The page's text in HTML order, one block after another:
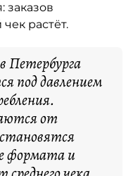
заказов
растёт.
Петербурга
под давлением
от
формата и